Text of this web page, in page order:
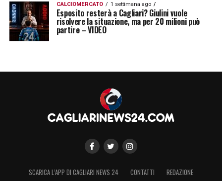
19. PISACANE FABIO
20. PADOIN SIMONE
22. BORRIELLO MARCO
23. CEPPITELLI LUCA
24. CAPUANO MARCO
CALCIOMERCATO 1 settimana ago
Esposito resterà a Cagliari? Giulini vuole
risolvere la situazione, ma per 20 milioni può
partire – VIDEO
SCARICA L’APP DI CAGLIARI NEWS 24 CONTATTI
REDAZIONE